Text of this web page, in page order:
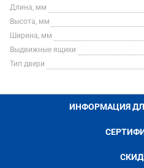
Длина, мм
Высота, мм
Ширина, мм
Выдвижные ящики
Тип двери
ИНФОРМАЦИЯ